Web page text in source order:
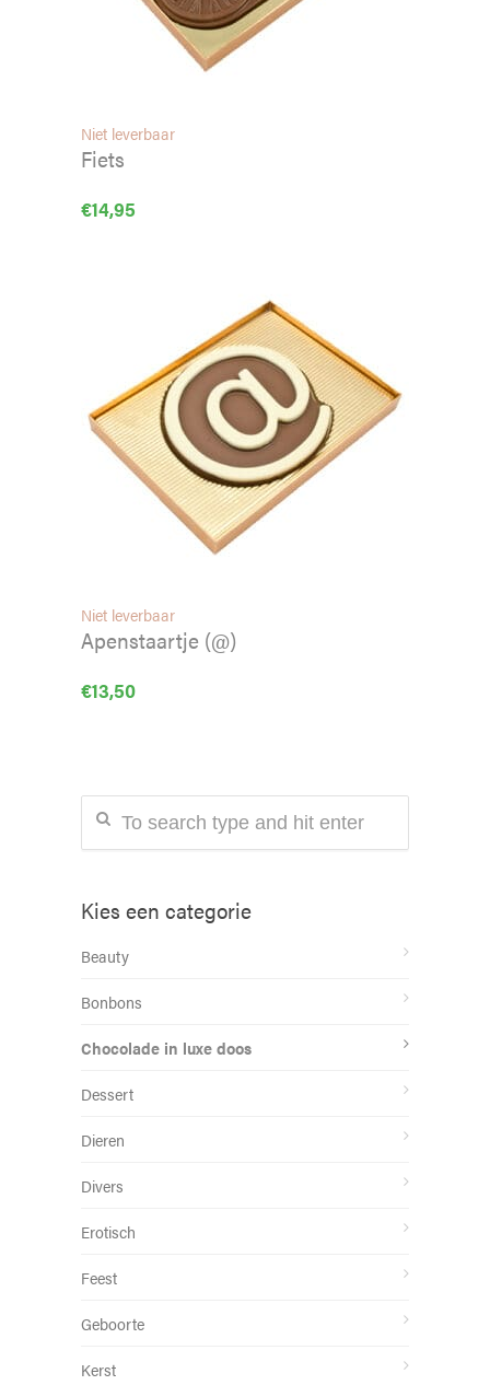
Niet leverbaar
Fiets
€14,95
Niet leverbaar
Apenstaartje (@)
€13,50
Kies een categorie
Beauty
Bonbons
Chocolade in luxe doos
Dessert
Dieren
Divers
Erotisch
Feest
Geboorte
Kerst